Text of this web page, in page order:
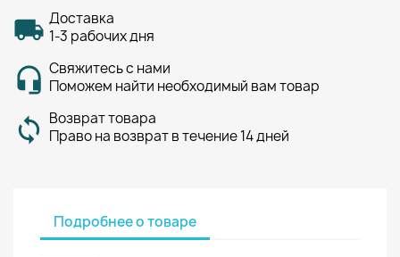
Доставка
1-3 рабочих дня
Свяжитесь с нами
Поможем найти необходимый вам товар
Возврат товара
Право на возврат в течение 14 дней
Подробнее о товаре